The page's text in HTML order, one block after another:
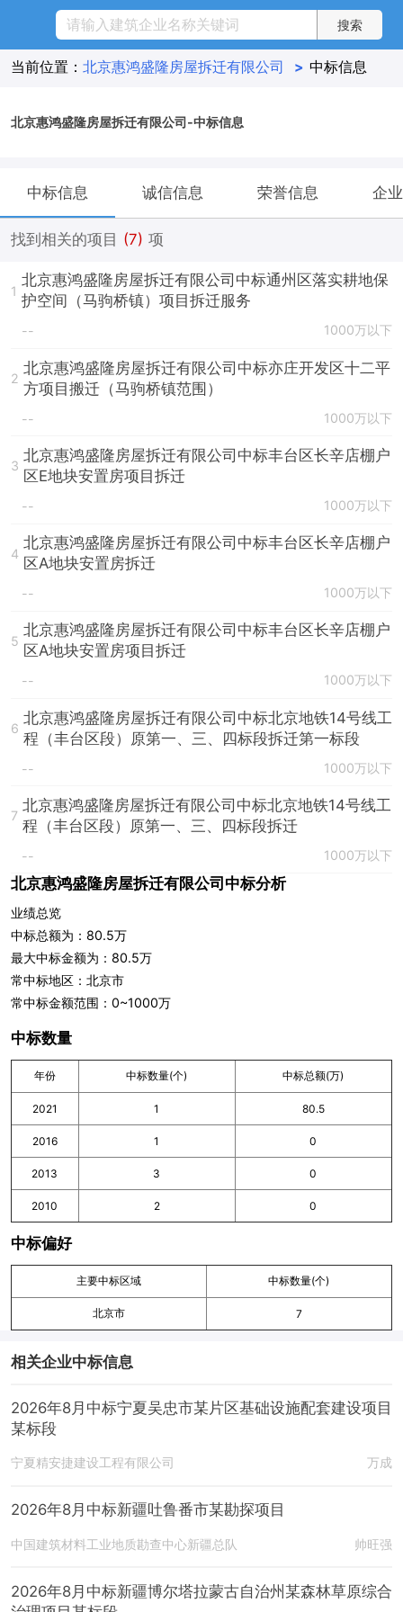
当前位置： 北京惠鸿盛隆房屋拆迁有限公司 > 中标信息
北京惠鸿盛隆房屋拆迁有限公司-中标信息
中标信息 诚信信息 荣誉信息 企
找到相关的项目 (7) 项
1
北京惠鸿盛隆房屋拆迁有限公司中标通州区落实耕地保
护空间（马驹桥镇）项目拆迁服务
-- 1000万以下
2
北京惠鸿盛隆房屋拆迁有限公司中标亦庄开发区十二平
方项目搬迁（马驹桥镇范围）
-- 1000万以下
3
北京惠鸿盛隆房屋拆迁有限公司中标丰台区长辛店棚户
区E地块安置房项目拆迁
-- 1000万以下
4
北京惠鸿盛隆房屋拆迁有限公司中标丰台区长辛店棚户
区A地块安置房拆迁
-- 1000万以下
5
北京惠鸿盛隆房屋拆迁有限公司中标丰台区长辛店棚户
区A地块安置房项目拆迁
-- 1000万以下
6
北京惠鸿盛隆房屋拆迁有限公司中标北京地铁14号线工
程（丰台区段）原第一、三、四标段拆迁第一标段
-- 1000万以下
7
北京惠鸿盛隆房屋拆迁有限公司中标北京地铁14号线工
程（丰台区段）原第一、三、四标段拆迁
-- 1000万以下
北京惠鸿盛隆房屋拆迁有限公司中标分析
业绩总览
中标总额为：80.5万
最大中标金额为：80.5万
常中标地区：北京市
常中标金额范围：0~1000万
中标数量
年份 中标数量(个) 中标总额(万)
2021 1 80.5
2016 1 0
2013 3 0
2010 2 0
中标偏好
主要中标区域 中标数量(个)
北京市 7
相关企业中标信息
2026年8月中标宁夏吴忠市某片区基础设施配套建设项目
某标段
宁夏精安捷建设工程有限公司 万成
2026年8月中标新疆吐鲁番市某勘探项目
中国建筑材料工业地质勘查中心新疆总队 帅旺强
2026年8月中标新疆博尔塔拉蒙古自治州某森林草原综合